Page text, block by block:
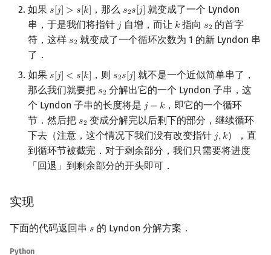
洲阁筛
Meissel–Lehmer 算法
连分数
Stern–Brocot 树与 Farey
二次域
LGV 引理
最大团搜索算法
支配树
图上随机游走
如果 𝑠[𝑗] > 𝑠[𝑘]
s[j] >s[ k] ，那么 𝑠2𝑠[𝑗]
s2s[j] 就变成了一个 Lyndon
串，于是我们将指针 𝑗
j自增，而让 𝑘
k指向 𝑠2
s2 的首字
符，这样 𝑠2
s2 就变成了一个循环次数为 1 的新 Lyndon 串
了．
如果 𝑠[𝑗] < 𝑠[𝑘]
s[j] <s[ k] ，则 𝑠2𝑠[𝑗]
s2s[j] 就不是一个近似简单串了，
那么我们就要把 𝑠2
s2 分解出它的一个 Lyndon 子串，这
个 Lyndon 子串的长度将是 𝑗 − 𝑘
j−k
，即它的一个循环
节．然后把 𝑠2
s2 变成分解完以后剩下的部分，继续循环
下去（注意，这个情况下我们没有改变指针 𝑗,𝑘
j,k ），直
到循环节被截完．对于剩余部分，我们只需要将进度
「回退」到剩余部分的开头即可．
实现
下面的代码返回串 𝑠
s 的 Lyndon 分解方案．
Python